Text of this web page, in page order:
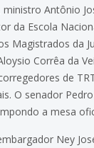
ministro Antônio
da Escola
Magistrados da
Corrêa da
de
O senador
a mesa
Ney